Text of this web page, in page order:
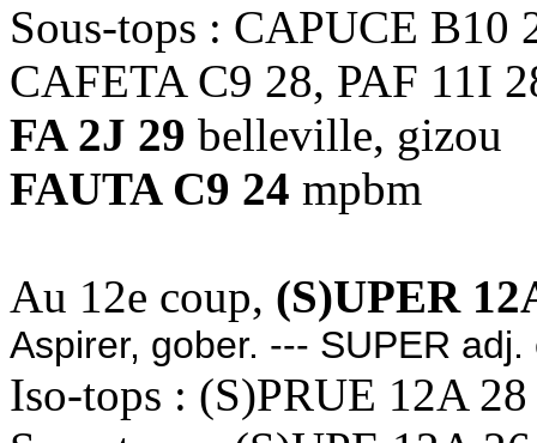
Sous-tops : CAPUCE B10
CAFETA C9 28, PAF 11I
FA 2J 29 belleville, gizou
FAUTA C9 24 mpbm
Au 12e coup, (S)UPER
Aspirer, gober. --- SUPER adj.
Iso-tops : (S)PRUE 12A 28